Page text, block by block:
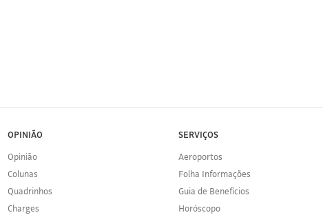
OPINIÃO
Opinião
Colunas
Quadrinhos
Charges
SERVIÇOS
Aeroportos
Folha Informações
Guia de Benefícios
Horóscopo